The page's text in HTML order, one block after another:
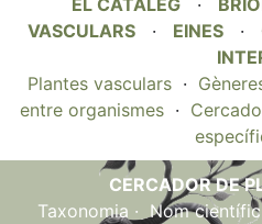
VASCULARS · EINES ·
Plantes vasculars ·
entre organismes ·
CERCADOR DE
Taxonomia · Nom científic